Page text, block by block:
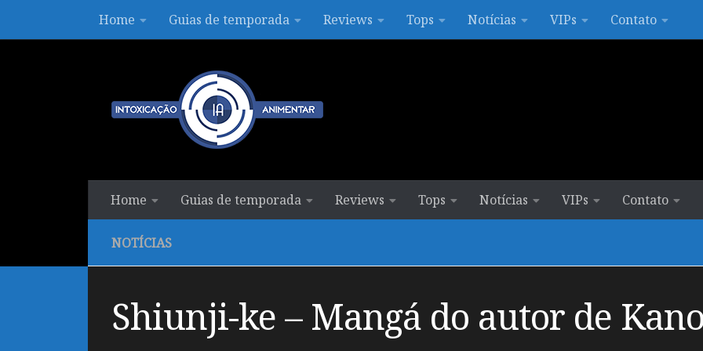
Skip to contentHome Guias de temporada Reviews Tops Notícias VIPs Contato
Home Guias de temporada Reviews Tops Notícias VIPs Contato
NOTÍCIAS
Shiunji-ke – Mangá do autor de